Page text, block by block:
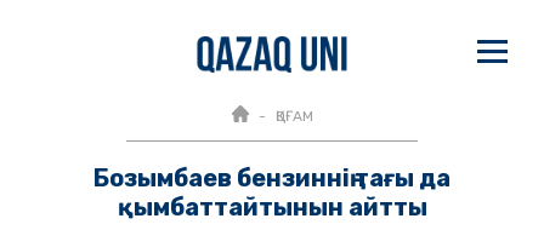
ҚОҒАМ
Бозымбаев бензиннің тағы да
қымбаттайтынын айтты